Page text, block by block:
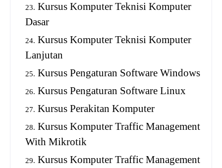
Kursus Komputer Teknisi Komputer
Dasar
Kursus Komputer Teknisi Komputer
Lanjutan
Kursus Pengaturan Software Windows
Kursus Pengaturan Software Linux
Kursus Perakitan Komputer
Kursus Komputer Traffic Management
With Mikrotik
Kursus Komputer Traffic Management